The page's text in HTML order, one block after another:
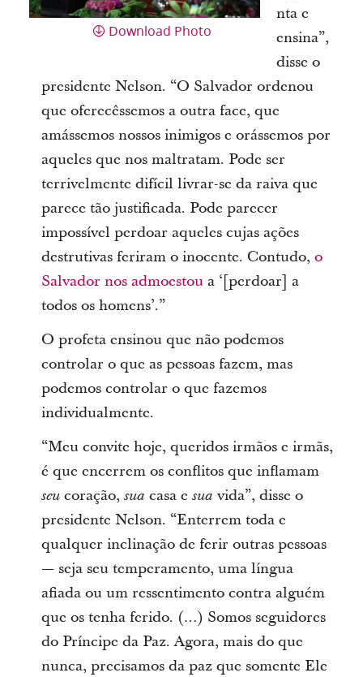
Download Photo
nta e
ensina”,
disse o
presidente Nelson. “O Salvador ordenou
que oferecêssemos a outra face, que
amássemos nossos inimigos e orássemos por
aqueles que nos maltratam. Pode ser
terrivelmente difícil livrar-se da raiva que
parece tão justificada. Pode parecer
impossível perdoar aqueles cujas ações
destrutivas feriram o inocente. Contudo, o
Salvador nos admoestou a ‘[perdoar] a
todos os homens’.”
O profeta ensinou que não podemos
controlar o que as pessoas fazem, mas
podemos controlar o que fazemos
individualmente.
“Meu convite hoje, queridos irmãos e irmãs,
é que encerrem os conflitos que inflamam
seucoração, sua casa e sua vida”, disse o
presidente Nelson. “Enterrem toda e
qualquer inclinação de ferir outras pessoas
— seja seu temperamento, uma língua
afiada ou um ressentimento contra alguém
que os tenha ferido. (…) Somos seguidores
do Príncipe da Paz. Agora, mais do que
nunca, precisamos da paz que somente Ele